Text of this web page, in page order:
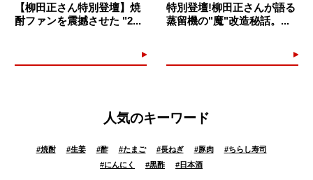
【柳田正さん特別登壇】焼
酎ファンを震撼させた "2...
特別登壇!柳田正さんが語る
蒸留機の"魔"改造秘話。...
人気のキーワード
#焼酎 #生姜 #酢 #たまご #長ねぎ #豚肉 #ちらし寿司
#にんにく #黒酢 #日本酒